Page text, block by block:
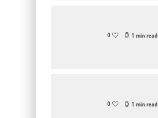
1 min read
0
1 min read
0